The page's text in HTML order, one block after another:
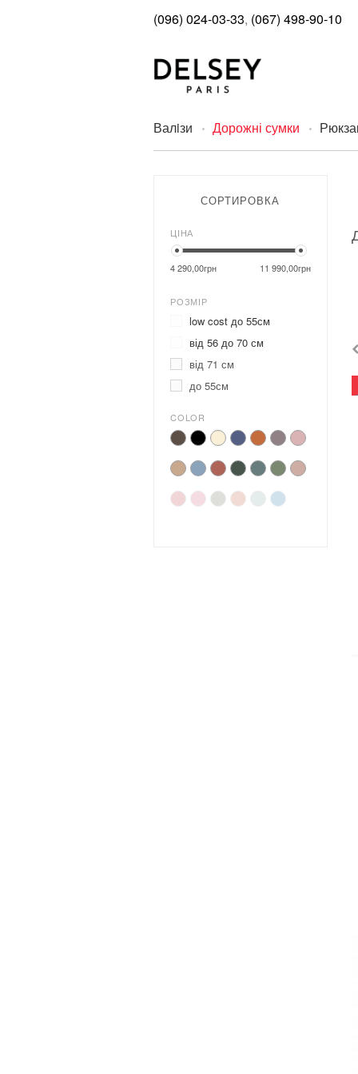
(096) 024-03-33, (067) 498-90-10
Валiзи Дорожні сумки
СОРТИРОВКА
ЦІНА
4 290,00грн 11 990,00грн
РОЗМІР
low cost до 55см
від 56 до 70 см
від 71 см
до 55см
COLOR